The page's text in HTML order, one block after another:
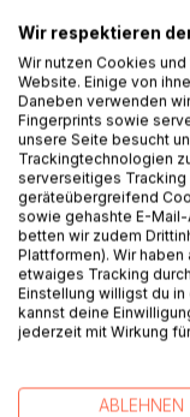
Titel bewerten
BESCHREIBUNG
Nikolai Archipov ist
beschäftigt mit
Als wesentliche
aufgrund seines
Wir respektieren
Wir nutzen Cookies
Website. Einige von
Daneben verwenden
Fingerprints sowie
unsere Seite besucht
Trackingtechnologien
serverseitiges
geräteübergreifend
sowie gehashte E-
betten wir zudem
Plattformen). Wir
etwaiges Tracking
Einstellung willigst du
kannst deine
jederzeit mit Wirkung
ABLEHNEN